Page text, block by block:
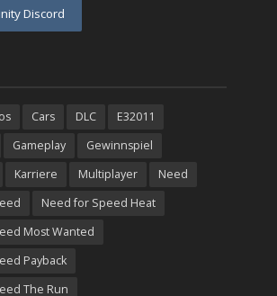
Discord
Cars DLC
E32011
Gameplay
Gewinnspiel
Karriere Multiplayer
Need
Need for Speed Heat
Most Wanted
Payback
The Run